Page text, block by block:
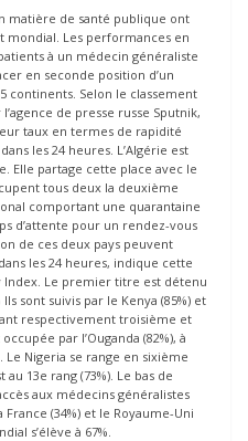
matière de santé publique ont
mondial. Les performances en
à un médecin généraliste
en seconde position d’un
continents. Selon le classement
de presse russe Sputnik,
taux en termes de rapidité
les 24 heures. L’Algérie est
Elle partage cette place avec le
tous deux la deuxième
comportant une quarantaine
d’attente pour un rendez-vous
de ces deux pays peuvent
les 24 heures, indique cette
Le premier titre est détenu
sont suivis par le Kenya (85%) et
respectivement troisième et
par l’Ouganda (82%), à
Le Nigeria se range en sixième
au 13e rang (73%). Le bas de
aux médecins généralistes
France (34%) et le Royaume-Uni
s’élève à 67%.